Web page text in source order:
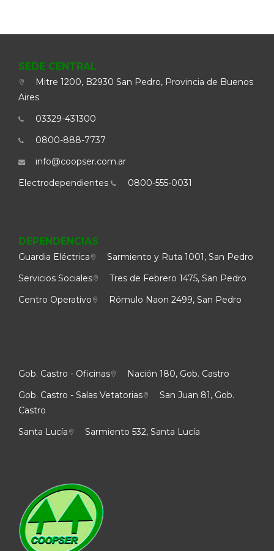
SEDE CENTRAL
Mitre 1200, B2930 San Pedro, Provincia de Buenos
Aires
03329-431300
0800-888-7737
info@coopser.com.ar
Electrodependientes
0800-555-0031
DEPENDENCIAS
Guardia Eléctrica
Sarmiento y Ruta 1001, San Pedro
Servicios Sociales
Tres de Febrero 1475, San Pedro
Centro Operativo
Rómulo Naon 2499, San Pedro
Gob. Castro - Oficinas
Nación 180, Gob. Castro
Gob. Castro - Salas Vetatorias
San Juan 81, Gob.
Castro
Santa Lucía
Sarmiento 532, Santa Lucía